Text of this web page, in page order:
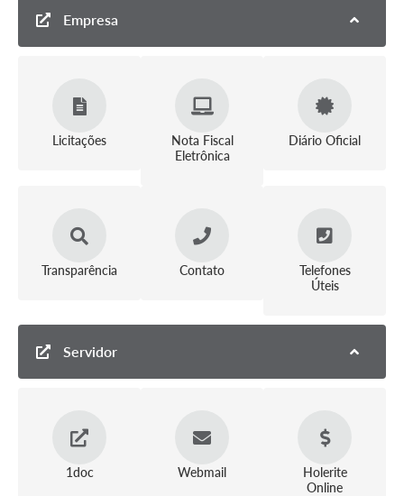
Empresa
Licitações
Nota Fiscal
Eletrônica
Diário Oficial
Transparência Contato
Telefones
Úteis
Servidor
1doc Webmail
Holerite
Online